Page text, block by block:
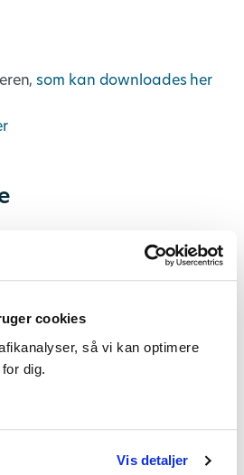
cookies
så vi kan optimere
dig.
Vis detaljer
som kan downloades her
til alle jer nye tandlæger!
kun dejligt, hvis de spørger"